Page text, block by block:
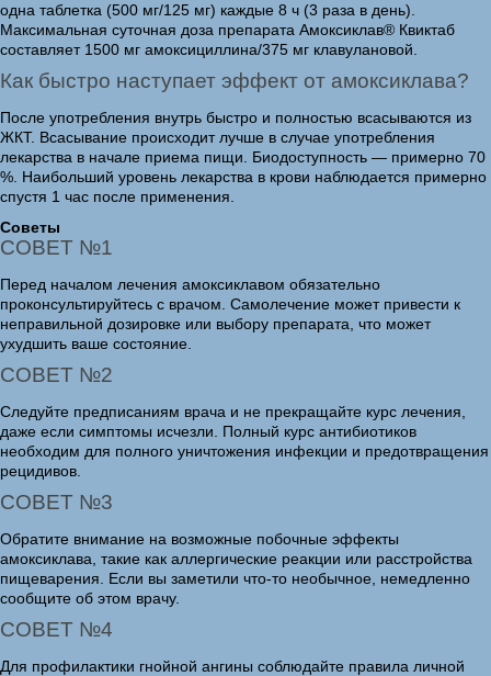
одна таблетка (500 мг/125 мг) каждые 8 ч (3 раза в день).
Максимальная суточная доза препарата Амоксиклав® Квиктаб
составляет 1500 мг амоксициллина/375 мг клавулановой.
Как быстро наступает эффект от амоксиклава?
После употребления внутрь быстро и полностью всасываются из
ЖКТ. Всасывание происходит лучше в случае употребления
лекарства в начале приема пищи. Биодоступность — примерно 70
%. Наибольший уровень лекарства в крови наблюдается примерно
спустя 1 час после применения.
Советы
СОВЕТ №1
Перед началом лечения амоксиклавом обязательно
проконсультируйтесь с врачом. Самолечение может привести к
неправильной дозировке или выбору препарата, что может
ухудшить ваше состояние.
СОВЕТ №2
Следуйте предписаниям врача и не прекращайте курс лечения,
даже если симптомы исчезли. Полный курс антибиотиков
необходим для полного уничтожения инфекции и предотвращения
рецидивов.
СОВЕТ №3
Обратите внимание на возможные побочные эффекты
амоксиклава, такие как аллергические реакции или расстройства
пищеварения. Если вы заметили что-то необычное, немедленно
сообщите об этом врачу.
СОВЕТ №4
Для профилактики гнойной ангины соблюдайте правила личной